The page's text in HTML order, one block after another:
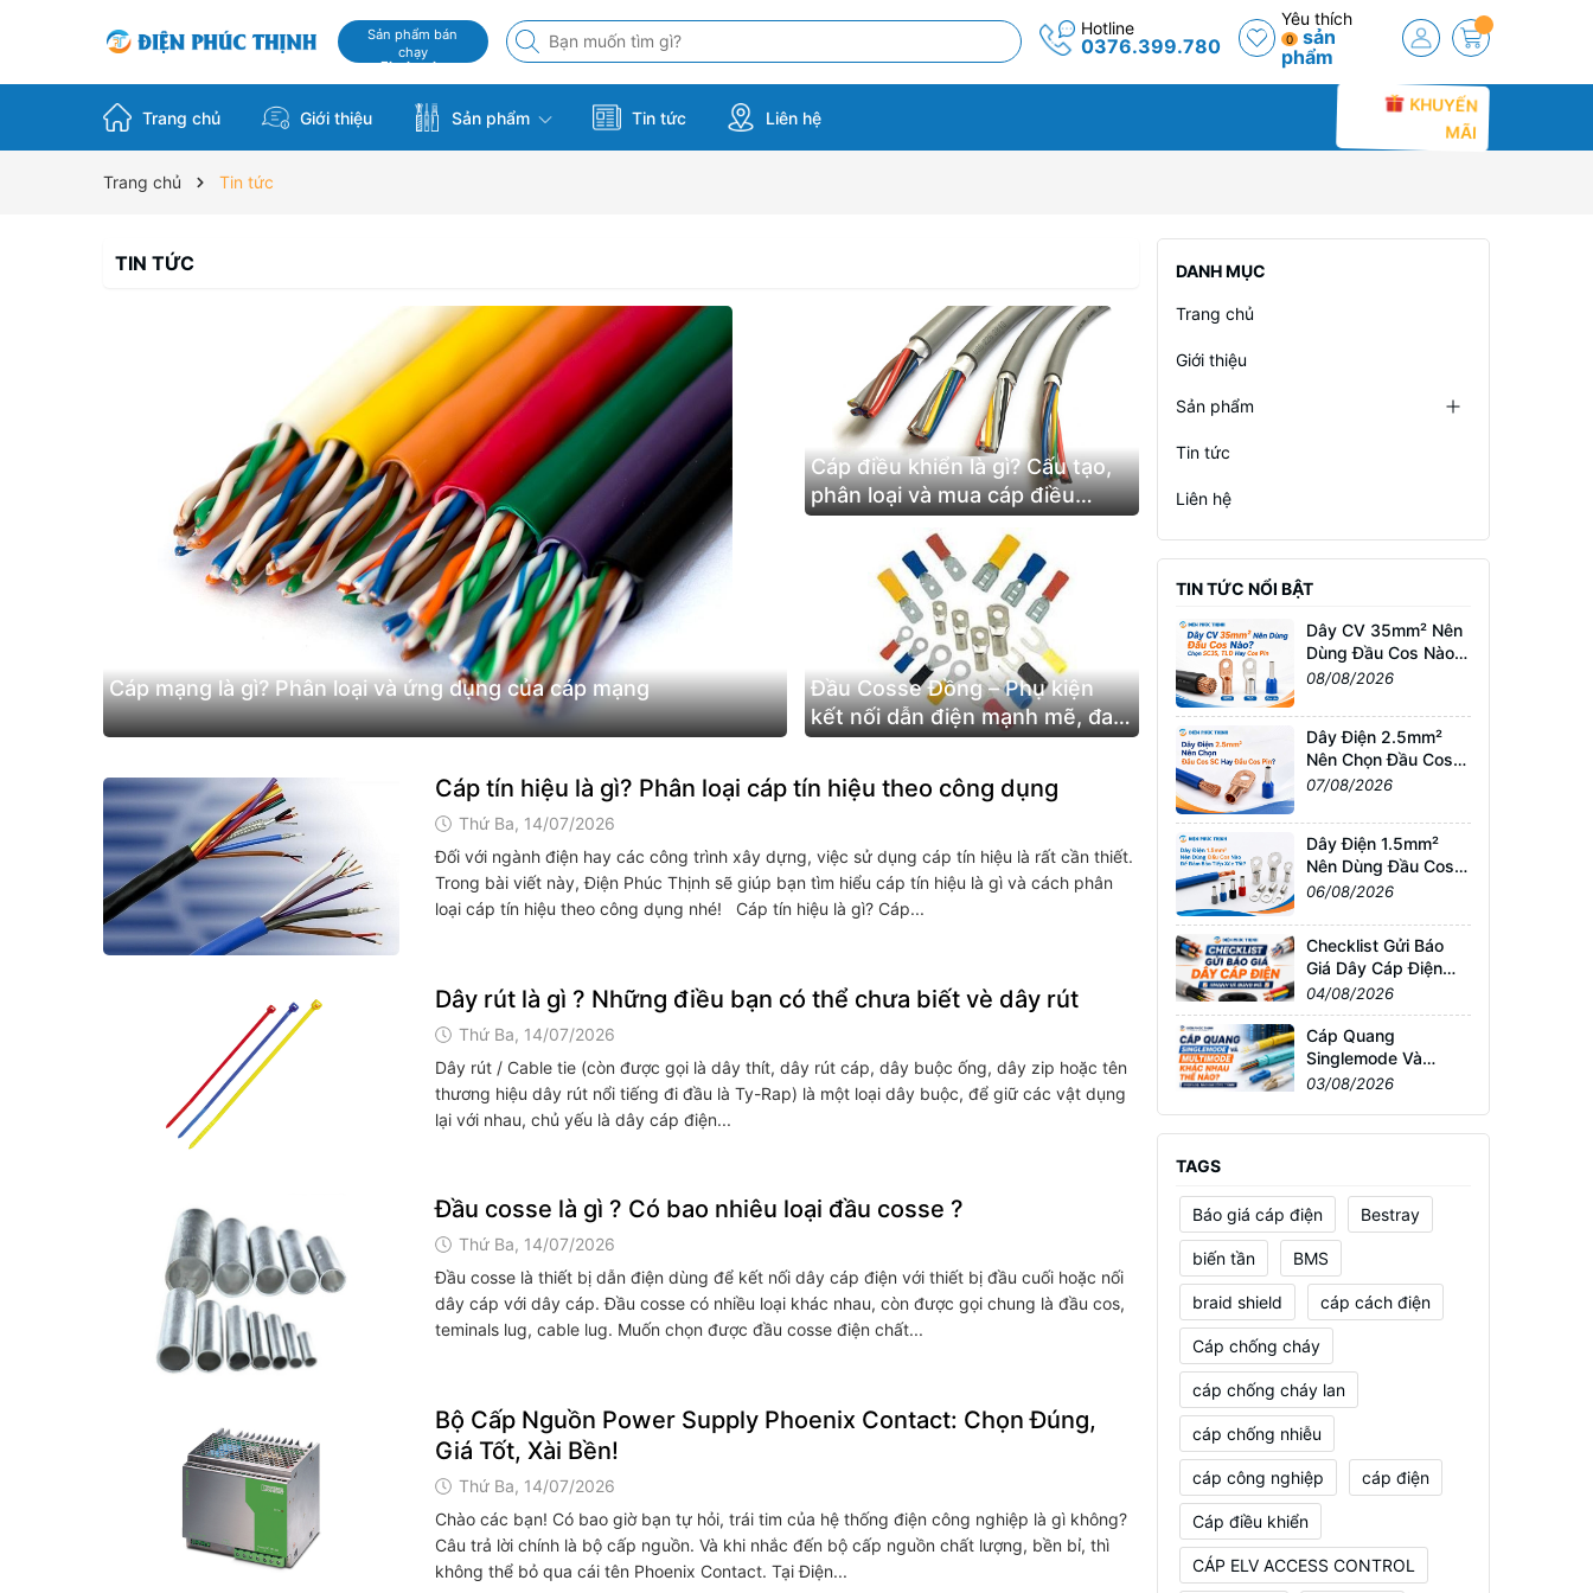
Sản phẩm bán
chạy
Flash sale
Hotline
0376.399.780
Yêu thích
0
sản
phẩm
Trang chủ Giới thiệu Sản phẩm Tin tức Liên hệ
KHUYẾN
MÃI
Trang chủ Tin tức
TIN TỨC
Cáp mạng là gì? Phân loại và ứng dụng của cáp mạng
Cáp điều khiển là gì? Cấu tạo,
phân loại và mua cáp điều
khiển ở đâu?
Đầu Cosse Đồng – Phụ kiện
kết nối dẫn điện mạnh mẽ, đa
dạng kích thước
Cáp tín hiệu là gì? Phân loại cáp tín hiệu theo công dụng
Thứ Ba, 14/07/2026
Đối với ngành điện hay các công trình xây dựng, việc sử dụng cáp tín hiệu là rất cần thiết.
Trong bài viết này, Điện Phúc Thịnh sẽ giúp bạn tìm hiểu cáp tín hiệu là gì và cách phân
loại cáp tín hiệu theo công dụng nhé! Cáp tín hiệu là gì? Cáp...
Dây rút là gì ? Những điều bạn có thể chưa biết vè dây rút
Thứ Ba, 14/07/2026
Dây rút / Cable tie (còn được gọi là dây thít, dây rút cáp, dây buộc ống, dây zip hoặc tên
thương hiệu dây rút nổi tiếng đi đầu là Ty-Rap) là một loại dây buộc, để giữ các vật dụng
lại với nhau, chủ yếu là dây cáp điện...
Đầu cosse là gì ? Có bao nhiêu loại đầu cosse ?
Thứ Ba, 14/07/2026
Đầu cosse là thiết bị dẫn điện dùng để kết nối dây cáp điện với thiết bị đầu cuối hoặc nối
dây cáp với dây cáp. Đầu cosse có nhiều loại khác nhau, còn được gọi chung là đầu cos,
teminals lug, cable lug. Muốn chọn được đầu cosse điện chất...
Bộ Cấp Nguồn Power Supply Phoenix Contact: Chọn Đúng,
Giá Tốt, Xài Bền!
Thứ Ba, 14/07/2026
Chào các bạn! Có bao giờ bạn tự hỏi, trái tim của hệ thống điện công nghiệp là gì không?
Câu trả lời chính là bộ cấp nguồn. Và khi nhắc đến bộ cấp nguồn chất lượng, bền bỉ, thì
không thể bỏ qua cái tên Phoenix Contact. Tại Điện...
DANH MỤC
Trang chủ
Giới thiệu
Sản phẩm
Tin tức
Liên hệ
TIN TỨC NỔI BẬT
Dây CV 35mm² Nên
Dùng Đầu Cos Nào?
Chọn SC35, TLD
08/08/2026
Dây Điện 2.5mm²
Nên Chọn Đầu Cos
SC Hay Đầu Cos
07/08/2026
Dây Điện 1.5mm²
Nên Dùng Đầu Cos
Nào Để Đảm Bảo
06/08/2026
Checklist Gửi Báo
Giá Dây Cáp Điện
Nhanh Và Đúng Mã
04/08/2026
Cáp Quang
Singlemode Và
Multimode Khác
03/08/2026
TAGS
Báo giá cáp điện Bestray
biến tần BMS
braid shield cáp cách điện
Cáp chống cháy
cáp chống cháy lan
cáp chống nhiễu
cáp công nghiệp cáp điện
Cáp điều khiển
CÁP ELV ACCESS CONTROL